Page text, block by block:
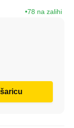
78 na zalihi